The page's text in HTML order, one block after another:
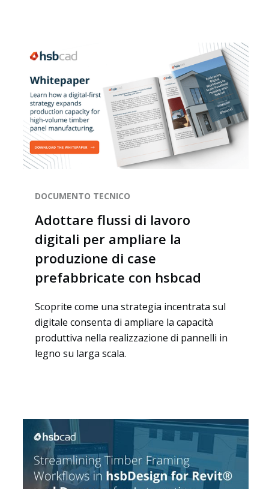
DOCUMENTO TECNICO
Adottare flussi di lavoro
digitali per ampliare la
produzione di case
prefabbricate con hsbcad
Scoprite come una strategia incentrata sul
digitale consenta di ampliare la capacità
produttiva nella realizzazione di pannelli in
legno su larga scala.